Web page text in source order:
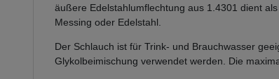
äußere Edelstahlumflechtung aus 1.4301 dient
Messing oder Edelstahl.
Der Schlauch ist für Trink- und Brauchwasser
Glykolbeimischung verwendet werden. Die